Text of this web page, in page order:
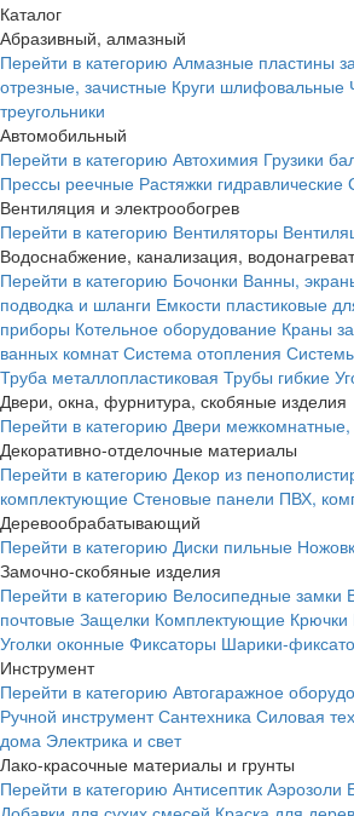
Каталог
Абразивный, алмазный
Перейти в категорию Алмазные пластины
отрезные, зачистные Круги шлифовальные
треугольники
Автомобильный
Перейти в категорию Автохимия Грузики
Прессы реечные Растяжки гидравлические
Вентиляция и электрообогрев
Перейти в категорию Вентиляторы
Водоснабжение, канализация,
Перейти в категорию Бочонки Ванны,
подводка и шланги Емкости пластиковые
приборы Котельное оборудование Краны
ванных комнат Система отопления
Труба металлопластиковая Трубы гибкие
Двери, окна, фурнитура, скобяные изделия
Перейти в категорию Двери межкомнатные,
Декоративно-отделочные материалы
Перейти в категорию Декор из
комплектующие Стеновые панели ПВХ,
Деревообрабатывающий
Перейти в категорию Диски пильные
Замочно-скобяные изделия
Перейти в категорию Велосипедные замки
почтовые Защелки Комплектующие Крючки
Уголки оконные Фиксаторы Шарики-
Инструмент
Перейти в категорию Автогаражное
Ручной инструмент Сантехника Силовая
дома Электрика и свет
Лако-красочные материалы и грунты
Перейти в категорию Антисептик Аэрозоли